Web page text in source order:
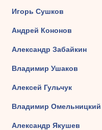
Игорь Сушков
Андрей Кононов
Александр Забайкин
Владимир Ушаков
Алексей Гульчук
Владимир Омельницкий
Александр Якушев